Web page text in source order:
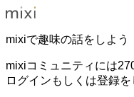
mixiで趣味の話をしよう
mixiコミュニティには
ログインもしくは登録